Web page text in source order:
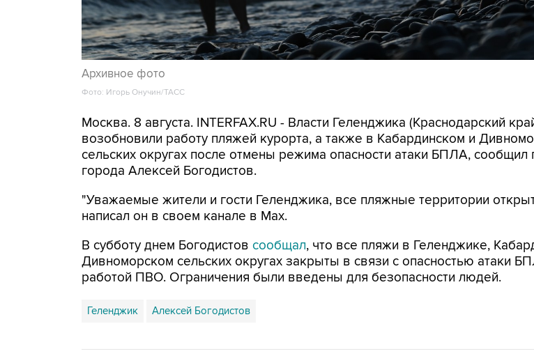
Архивное фото
Фото: Игорь Онучин/ТАСС
Москва. 8 августа. INTERFAX.RU - Власти Геленджика (Краснодарский
возобновили работу пляжей курорта, а также в Кабардинском и
сельских округах после отмены режима опасности атаки БПЛА, сообщил
города Алексей Богодистов.
"Уважаемые жители и гости Геленджика, все пляжные территории
написал он в своем канале в Max.
В субботу днем Богодистов сообщал, что все пляжи в Геленджике,
Дивноморском сельских округах закрыты в связи с опасностью атаки
работой ПВО. Ограничения были введены для безопасности людей.
Геленджик Алексей Богодистов